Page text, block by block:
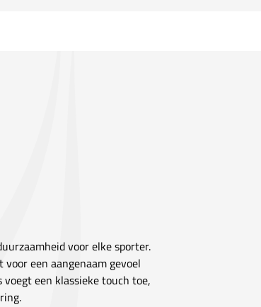
voor elke sporter.
een aangenaam gevoel
een klassieke touch toe,